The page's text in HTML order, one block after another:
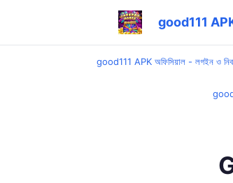
good111 APK
good111 APK অফিসিয়াল - লগইন ও